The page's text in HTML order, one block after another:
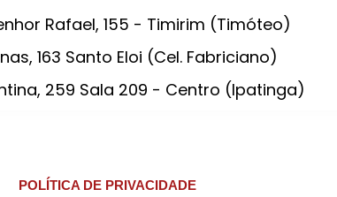
Rafael, 155 - Timirim (Timóteo)
163 Santo Eloi (Cel. Fabriciano)
259 Sala 209 - Centro (Ipatinga)
POLÍTICA DE PRIVACIDADE